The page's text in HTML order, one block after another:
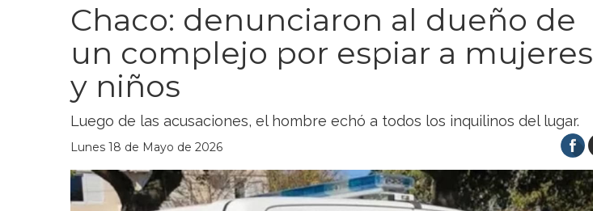
Chaco: denunciaron al dueño de
un complejo por espiar a mujeres
y niños
Luego de las acusaciones, el hombre echó a todos los inquilinos del lugar.
Lunes 18 de Mayo de 2026